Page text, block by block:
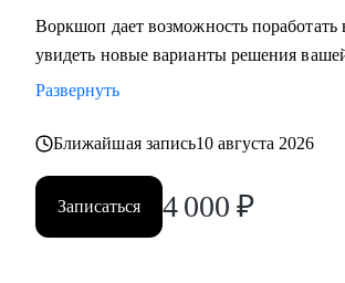
Воркшоп дает возможность поработать
увидеть новые варианты решения
Развернуть
Ближайшая запись10 августа 2026
Записаться 4 000 ₽